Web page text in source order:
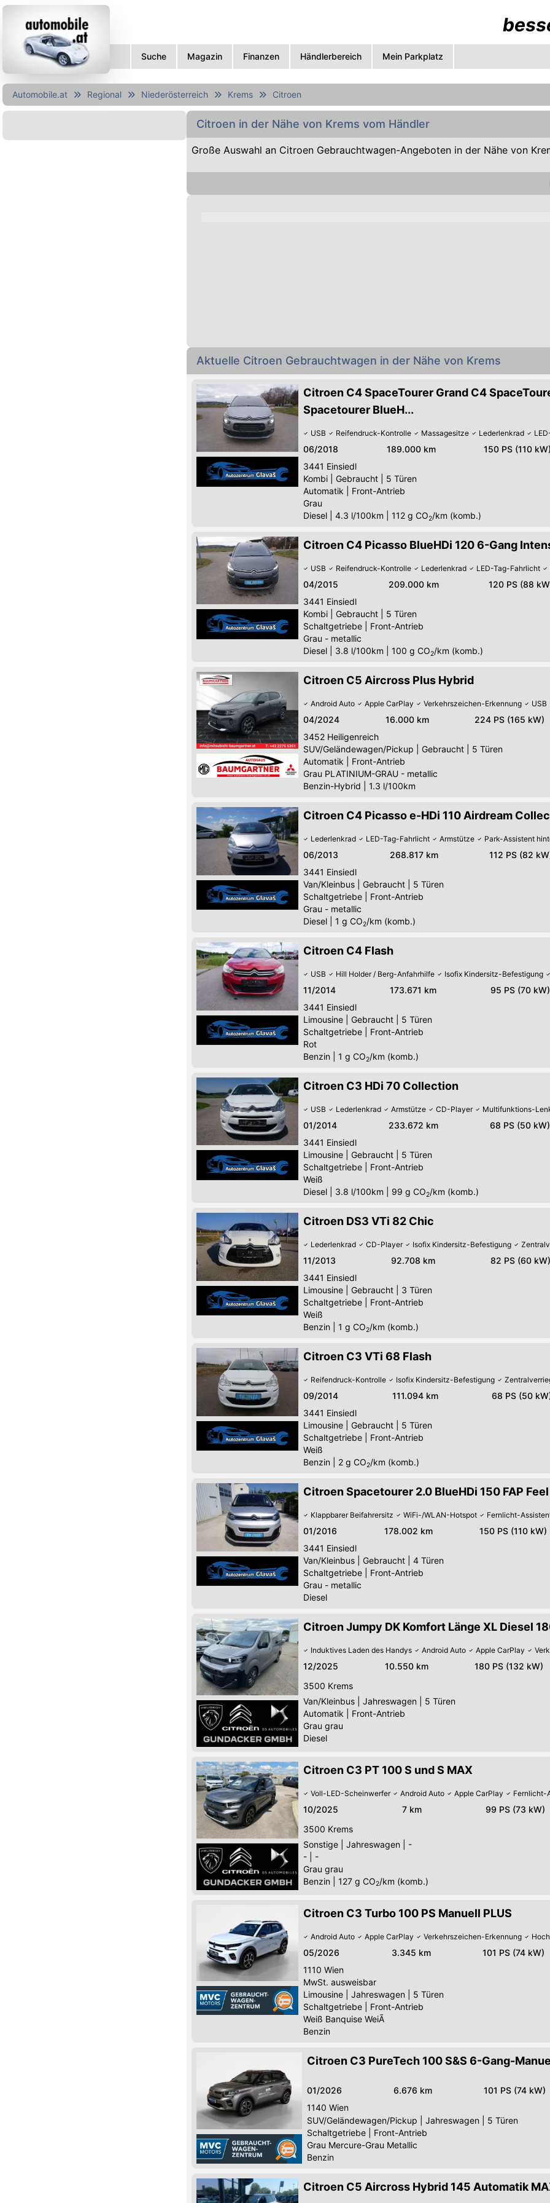
Suche Magazin Finanzen Händlerbereich Mein Parkplatz
Automobile.at Regional Niederösterreich Krems Citroen
Citroen in der Nähe von Krems vom Händler
Große Auswahl an Citroen Gebrauchtwagen-Angeboten in der Nähe von
Aktuelle Citroen Gebrauchtwagen in der Nähe von Krems
Citroen C4 SpaceTourer Grand C4
Spacetourer BlueH...
USB Reifendruck-Kontrolle Massagesitze Lederlenkrad
06/2018 189.000 km 150 PS (110 kW)
3441 Einsiedl
Kombi
Gebraucht
5 Türen
Automatik
Front-Antrieb
Grau
Diesel
4.3 l/100km 112 g CO2/km (komb.)
Citroen C4 Picasso BlueHDi 120 6-Gang
USB Reifendruck-Kontrolle Lederlenkrad LED-Tag-Fahrlicht
04/2015 209.000 km 120 PS (88
3441 Einsiedl
Kombi
Gebraucht
5 Türen
Schaltgetriebe
Front-Antrieb
Grau - metallic
Diesel
3.8 l/100km 100 g CO2/km (komb.)
Citroen C5 Aircross Plus Hybrid
Android Auto Apple CarPlay Verkehrszeichen-Erkennung USB
04/2024 16.000 km 224 PS (165 kW)
3452 Heiligenreich
SUV/Geländewagen/Pickup
Gebraucht
5 Türen
Automatik
Front-Antrieb
Grau PLATINIUM-GRAU - metallic
Benzin-Hybrid
1.3 l/100km
Citroen C4 Picasso e-HDi 110 Airdream
Lederlenkrad LED-Tag-Fahrlicht Armstütze Park-Assistent
06/2013 268.817 km 112 PS (82
3441 Einsiedl
Van/Kleinbus
Gebraucht
5 Türen
Schaltgetriebe
Front-Antrieb
Grau - metallic
Diesel
1 g CO2/km (komb.)
Citroen C4 Flash
USB Hill Holder / Berg-Anfahrhilfe Isofix Kindersitz-Befestigung
11/2014 173.671 km 95 PS (70 kW)
3441 Einsiedl
Limousine
Gebraucht
5 Türen
Schaltgetriebe
Front-Antrieb
Rot
Benzin
1 g CO2/km (komb.)
Citroen C3 HDi 70 Collection
USB Lederlenkrad Armstütze CD-Player Multifunktions-
01/2014 233.672 km 68 PS (50 kW)
3441 Einsiedl
Limousine
Gebraucht
5 Türen
Schaltgetriebe
Front-Antrieb
Weiß
Diesel
3.8 l/100km 99 g CO2/km (komb.)
Citroen DS3 VTi 82 Chic
Lederlenkrad CD-Player Isofix Kindersitz-Befestigung
11/2013 92.708 km 82 PS (60 kW)
3441 Einsiedl
Limousine
Gebraucht
3 Türen
Schaltgetriebe
Front-Antrieb
Weiß
Benzin
1 g CO2/km (komb.)
Citroen C3 VTi 68 Flash
Reifendruck-Kontrolle Isofix Kindersitz-Befestigung
09/2014 111.094 km 68 PS (50
3441 Einsiedl
Limousine
Gebraucht
5 Türen
Schaltgetriebe
Front-Antrieb
Weiß
Benzin
2 g CO2/km (komb.)
Citroen Spacetourer 2.0 BlueHDi 150 FAP Feel
Klappbarer Beifahrersitz WiFi-/WLAN-Hotspot Fernlicht-
01/2016 178.002 km 150 PS (110 kW)
3441 Einsiedl
Van/Kleinbus
Gebraucht
4 Türen
Schaltgetriebe
Front-Antrieb
Grau - metallic
Diesel
Citroen Jumpy DK Komfort Länge XL Diesel
Induktives Laden des Handys Android Auto Apple CarPlay
12/2025 10.550 km 180 PS (132 kW)
3500 Krems
Van/Kleinbus
Jahreswagen
5 Türen
Automatik
Front-Antrieb
Grau grau
Diesel
Citroen C3 PT 100 S und S MAX
Voll-LED-Scheinwerfer Android Auto Apple CarPlay Fernlicht-
10/2025 7 km 99 PS (73 kW)
3500 Krems
Sonstige
Jahreswagen
-
-
-
Grau grau
Benzin
127 g CO2/km (komb.)
Citroen C3 Turbo 100 PS Manuell PLUS
Android Auto Apple CarPlay Verkehrszeichen-Erkennung
05/2026 3.345 km 101 PS (74 kW)
1110 Wien
MwSt. ausweisbar
Limousine
Jahreswagen
5 Türen
Schaltgetriebe
Front-Antrieb
Weiß Banquise WeiÃ
Benzin
Citroen C3 PureTech 100 S&S 6-Gang-
01/2026 6.676 km 101 PS (74 kW)
1140 Wien
SUV/Geländewagen/Pickup
Jahreswagen
5 Türen
Schaltgetriebe
Front-Antrieb
Grau Mercure-Grau Metallic
Benzin
Citroen C5 Aircross Hybrid 145 Automatik